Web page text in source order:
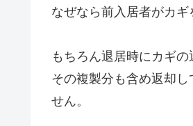
なぜなら前入居者がカギ
もちろん退居時にカギ
その複製分も含め返却
せん。